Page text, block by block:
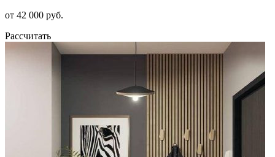
от 42 000 руб.
Рассчитать